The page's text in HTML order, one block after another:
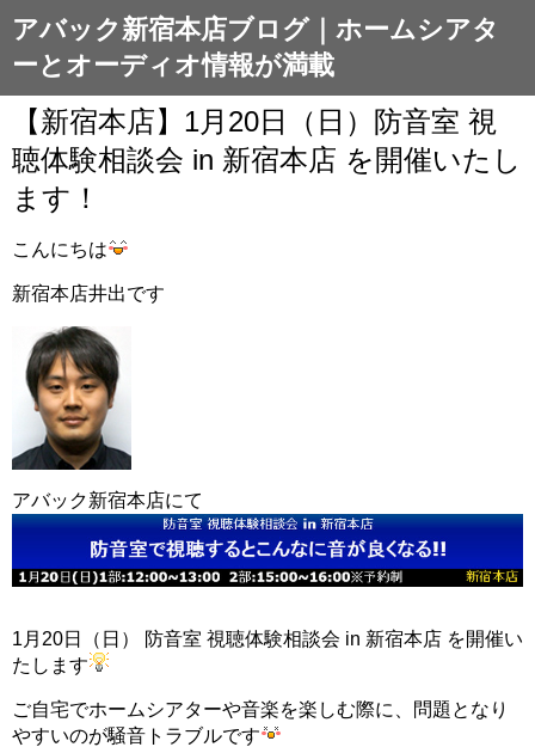
アバック新宿本店ブログ｜ホームシアタ
ーとオーディオ情報が満載
【新宿本店】1月20日（日）防音室 視
聴体験相談会 in 新宿本店 を開催いたし
ます！
こんにちは
新宿本店井出です
アバック新宿本店にて
1月20日（日） 防音室 視聴体験相談会 in 新宿本店 を開催い
たします
ご自宅でホームシアターや音楽を楽しむ際に、問題となり
やすいのが騒音トラブルです